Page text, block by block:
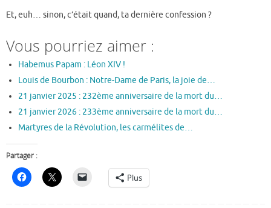
Et, euh… sinon, c’était quand, ta dernière confession ?
Vous pourriez aimer :
Habemus Papam : Léon XIV !
Louis de Bourbon : Notre-Dame de Paris, la joie de…
21 janvier 2025 : 232ème anniversaire de la mort du…
21 janvier 2026 : 233ème anniversaire de la mort du…
Martyres de la Révolution, les carmélites de…
Partager :
Plus